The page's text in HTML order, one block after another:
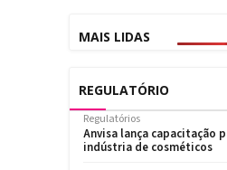
MAIS LIDAS
REGULATÓRIO
Regulatórios
Anvisa lança capacitação
indústria de cosméticos